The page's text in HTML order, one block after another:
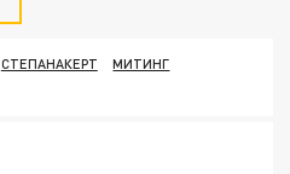
СТЕПАНАКЕРТ
МИТИНГ